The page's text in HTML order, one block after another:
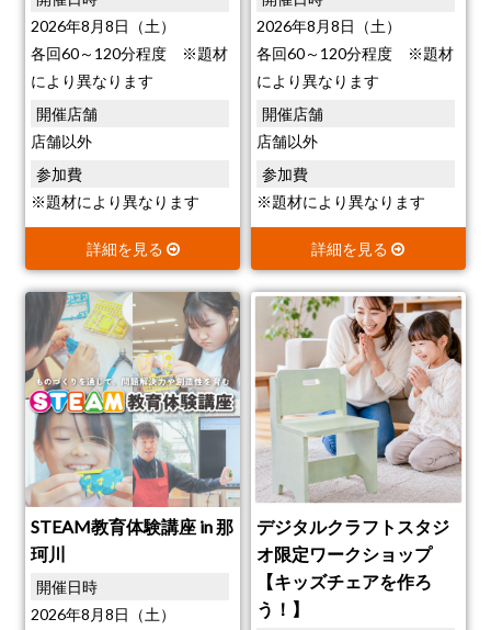
2026年8月8日（土）
各回60～120分程度 ※題材
により異なります
開催店舗
店舗以外
参加費
※題材により異なります
詳細を見る
2026年8月8日（土）
各回60～120分程度 ※題材
により異なります
開催店舗
店舗以外
参加費
※題材により異なります
詳細を見る
STEAM教育体験講座 in 那
珂川
開催日時
2026年8月8日（土）
デジタルクラフトスタジ
オ限定ワークショップ
【キッズチェアを作ろ
う！】